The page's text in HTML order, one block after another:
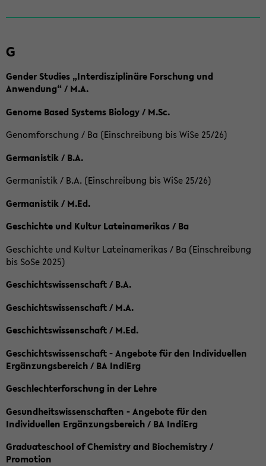
G
Gender Studies „Interdisziplinäre Forschung und
Anwendung“ / M.A.
Genome Based Systems Biology / M.Sc.
Genomforschung / Ba (Einschreibung bis WiSe 25/26)
Germanistik / B.A.
Germanistik / B.A. (Einschreibung bis WiSe 25/26)
Germanistik / M.Ed.
Geschichte und Kultur Lateinamerikas / Ba
Geschichte und Kultur Lateinamerikas / Ba (Einschreibung
bis SoSe 2025)
Geschichtswissenschaft / B.A.
Geschichtswissenschaft / M.A.
Geschichtswissenschaft / M.Ed.
Geschichtswissenschaft - Angebote für den Individuellen
Ergänzungsbereich / BA IndiErg
Geschlechterforschung in der Lehre
Gesundheitswissenschaften - Angebote für den
Individuellen Ergänzungsbereich / BA IndiErg
Graduateschool of Chemistry and Biochemistry /
Promotion